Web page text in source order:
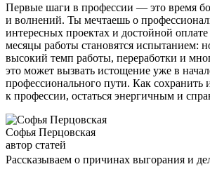
Первые шаги в профессии — это время
и волнений. Ты мечтаешь о
интересных проектах и достойной
месяцы работы становятся испытанием:
высокий темп работы, переработки и
это может вызвать истощение уже в
профессионального пути. Как сохранить
к профессии, остаться энергичным и
Софья Перцовская
автор статей
Рассказываем о причинах выгорания и